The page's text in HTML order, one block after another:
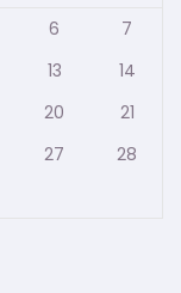
6
7
13
14
20
21
27
28